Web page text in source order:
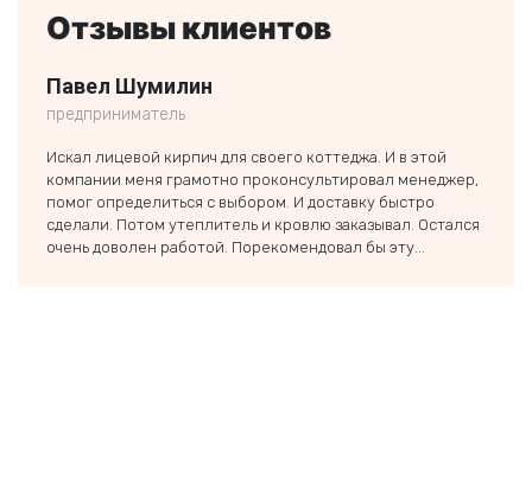
Отзывы клиентов
Павел Шумилин
предприниматель
Искал лицевой кирпич для своего коттеджа. И в этой
компании меня грамотно проконсультировал менеджер,
помог определиться с выбором. И доставку быстро
сделали. Потом утеплитель и кровлю заказывал. Остался
очень доволен работой. Порекомендовал бы эту...